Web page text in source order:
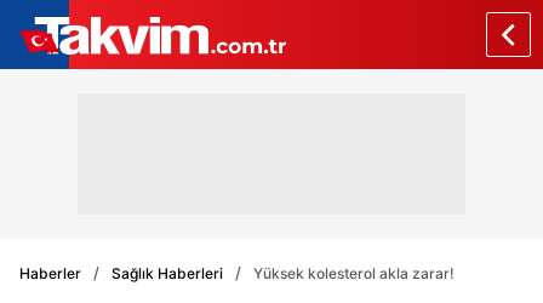
Haberler Sağlık Haberleri Yüksek kolesterol akla zarar!